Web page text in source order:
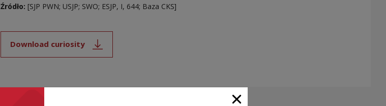
Źródło: [SJP PWN; USJP; SWO; ESJP, I, 644; Baza CKS]
Download curiosity
Note, the link will open in a new window